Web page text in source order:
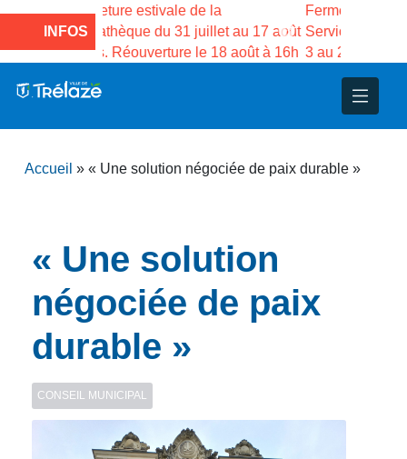
INFOS
la
au 17 août
18 août à 16h
Fermeture estivale de la Maison des
Services publics Vasco de Gama du
3 au 21 août
et d’animations
Projets
Accueil » « Une solution négociée de paix durable »
« Une solution
négociée de paix
durable »
CONSEIL MUNICIPAL